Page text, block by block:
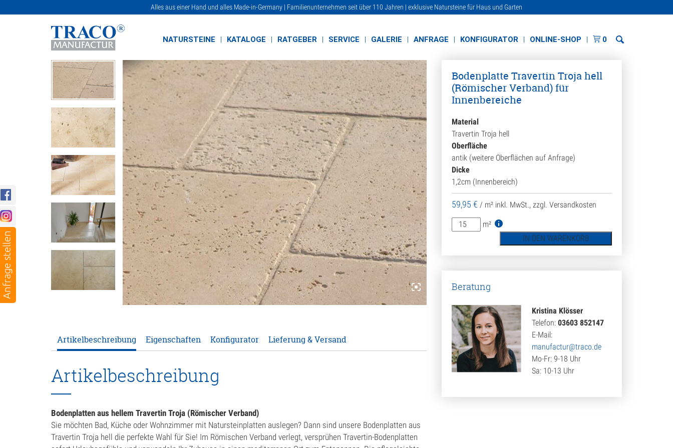
Alles aus einer Hand und alles Made-in-Germany | Familienunternehmen seit über 110 Jahren | exklusive Natursteine für Haus und Garten
NATURSTEINE KATALOGE RATGEBER SERVICE GALERIE ANFRAGE KONFIGURATOR ONLINE-SHOP 0
Artikelbeschreibung Eigenschaften Konfigurator Lieferung & Versand
Artikelbeschreibung
Bodenplatten aus hellem Travertin Troja (Römischer Verband)
Sie möchten Bad, Küche oder Wohnzimmer mit Natursteinplatten auslegen? Dann sind unsere Bodenplatten aus
Travertin Troja hell die perfekte Wahl für Sie! Im Römischen Verband verlegt, versprühen Travertin-Bodenplatten
Bodenplatte Travertin Troja hell
(Römischer Verband) für
Innenbereiche
Material
Travertin Troja hell
Oberfläche
antik (weitere Oberflächen auf Anfrage)
Dicke
1,2cm (Innenbereich)
59,95 € / m² inkl. MwSt., zzgl. Versandkosten
Bodenplatte
Travertin
hell
für
Menge
m²
IN DEN WARENKORB
Beratung
Kristina Klösser
Telefon: 03603 852147
E-Mail:
manufactur@traco.de
Mo-Fr: 9-18 Uhr
Sa: 10-13 Uhr